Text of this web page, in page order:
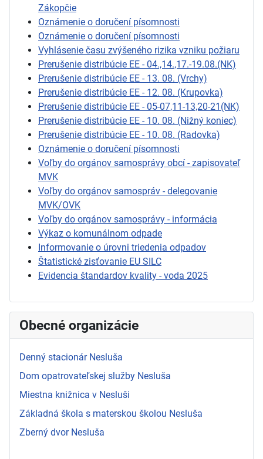
Zákopčie
Oznámenie o doručení písomnosti
Oznámenie o doručení písomnosti
Vyhlásenie času zvýšeného rizika vzniku požiaru
Prerušenie distribúcie EE - 04.,14.,17.-19.08.(NK)
Prerušenie distribúcie EE - 13. 08. (Vrchy)
Prerušenie distribúcie EE - 12. 08. (Krupovka)
Prerušenie distribúcie EE - 05-07,11-13,20-21(NK)
Prerušenie distribúcie EE - 10. 08. (Nižný koniec)
Prerušenie distribúcie EE - 10. 08. (Radovka)
Oznámenie o doručení písomnosti
Voľby do orgánov samosprávy obcí - zapisovateľ
MVK
Voľby do orgánov samospráv - delegovanie
MVK/OVK
Voľby do orgánov samosprávy - informácia
Výkaz o komunálnom odpade
Informovanie o úrovni triedenia odpadov
Štatistické zisťovanie EU SILC
Evidencia štandardov kvality - voda 2025
Obecné organizácie
Denný stacionár Nesluša
Dom opatrovateľskej služby Nesluša
Miestna knižnica v Nesluši
Základná škola s materskou školou Nesluša
Zberný dvor Nesluša